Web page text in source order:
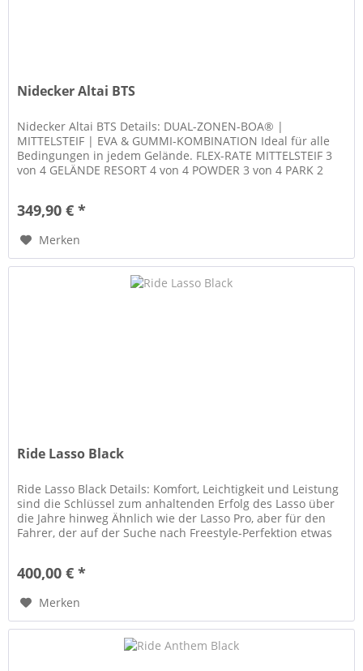
Nidecker Altai BTS
Nidecker Altai BTS Details: DUAL-ZONEN-BOA® |
MITTELSTEIF | EVA & GUMMI-KOMBINATION Ideal für alle
Bedingungen in jedem Gelände. FLEX-RATE MITTELSTEIF 3
von 4 GELÄNDE RESORT 4 von 4 POWDER 3 von 4 PARK 2
349,90 € *
Merken
Ride Lasso Black
Ride Lasso Black Details: Komfort, Leichtigkeit und Leistung
sind die Schlüssel zum anhaltenden Erfolg des Lasso über
die Jahre hinweg Ähnlich wie der Lasso Pro, aber für den
Fahrer, der auf der Suche nach Freestyle-Perfektion etwas
400,00 € *
Merken